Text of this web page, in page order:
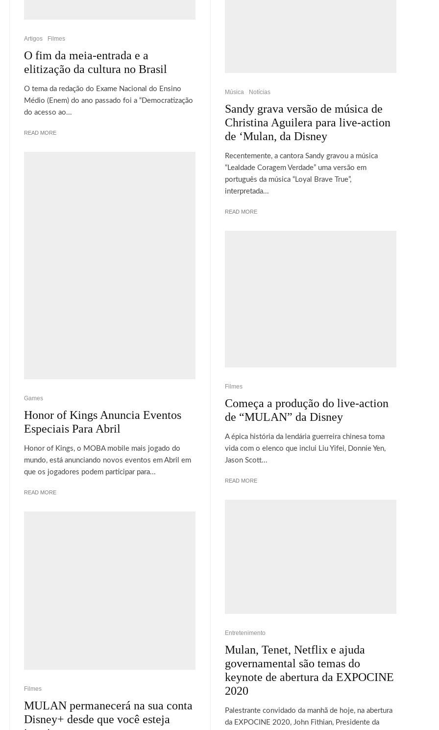
Artigos Filmes
O fim da meia-entrada e a
elitização da cultura no Brasil
O tema da redação do Exame Nacional do Ensino
Médio (Enem) do ano passado foi a “Democratização
do acesso ao...
READ MORE
Games
Honor of Kings Anuncia Eventos
Especiais Para Abril
Honor of Kings, o MOBA mobile mais jogado do
mundo, está anunciando novos eventos em Abril em
que os jogadores podem participar para...
READ MORE
Filmes
MULAN permanecerá na sua conta
Disney+ desde que você esteja
Música Notícias
Sandy grava versão de música de
Christina Aguilera para live-action
de ‘Mulan, da Disney
Recentemente, a cantora Sandy gravou a música
“Lealdade Coragem Verdade” uma versão em
português da música “Loyal Brave True”,
interpretada...
READ MORE
Filmes
Começa a produção do live-action
de “MULAN” da Disney
A épica história da lendária guerreira chinesa toma
vida com o elenco que inclui Liu Yifei, Donnie Yen,
Jason Scott...
READ MORE
Entretenimento
Mulan, Tenet, Netflix e ajuda
governamental são temas do
keynote de abertura da EXPOCINE
2020
Palestrante convidado da manhã de hoje, na abertura
da EXPOCINE 2020, John Fithian, Presidente da